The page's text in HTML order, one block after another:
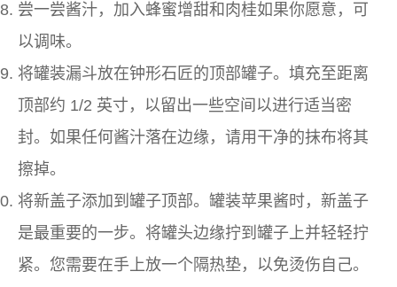
尝一尝酱汁，加入蜂蜜增甜和肉桂如果你愿意，可
以调味。
将罐装漏斗放在钟形石匠的顶部罐子。填充至距离
顶部约 1/2 英寸，以留出一些空间以进行适当密
封。如果任何酱汁落在边缘，请用干净的抹布将其
擦掉。
将新盖子添加到罐子顶部。罐装苹果酱时，新盖子
是最重要的一步。将罐头边缘拧到罐子上并轻轻拧
紧。您需要在手上放一个隔热垫，以免烫伤自己。